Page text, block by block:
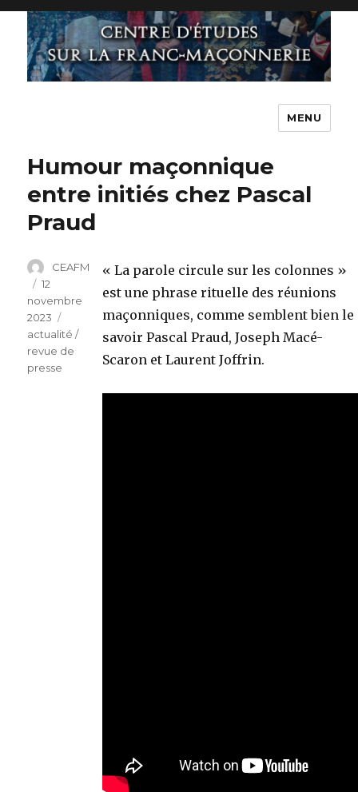
MENU
Humour maçonnique
entre initiés chez Pascal
Praud
« La parole circule sur les colonnes »
est une phrase rituelle des réunions
maçonniques, comme semblent bien le
savoir Pascal Praud, Joseph Macé-
Scaron et Laurent Joffrin.
Auteur
CEAFM
Publié
le
12
novembre
2023
Catégories
actualité /
revue de
presse